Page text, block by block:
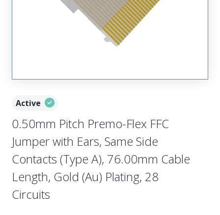
Active
0.50mm Pitch Premo-Flex FFC
Jumper with Ears, Same Side
Contacts (Type A), 76.00mm Cable
Length, Gold (Au) Plating, 28
Circuits